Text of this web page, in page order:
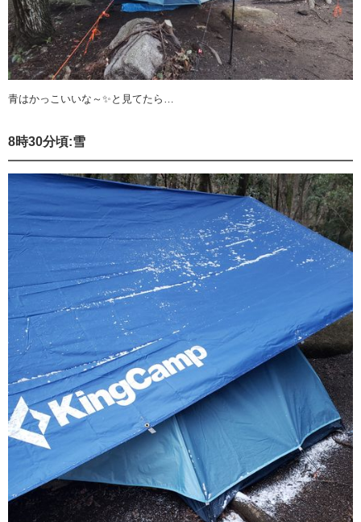
青はかっこいいな～✨と見てたら…
8時30分頃:雪